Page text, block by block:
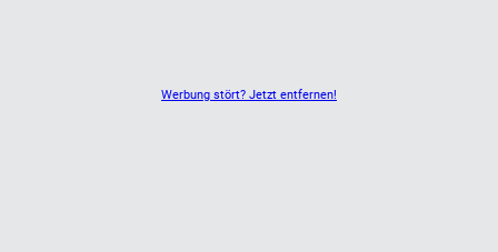
Werbung stört? Jetzt entfernen!